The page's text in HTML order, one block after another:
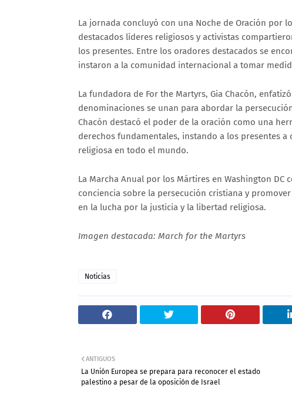
La jornada concluyó con una Noche de Oración por
destacados líderes religiosos y activistas
los presentes. Entre los oradores destacados se
instaron a la comunidad internacional a tomar
La fundadora de For the Martyrs, Gia Chacón,
denominaciones se unan para abordar la
Chacón destacó el poder de la oración como una
derechos fundamentales, instando a los presentes
religiosa en todo el mundo.
La Marcha Anual por los Mártires en Washington
conciencia sobre la persecución cristiana y
en la lucha por la justicia y la libertad religiosa.
Imagen destacada: March for the Martyrs
Noticias
ANTIGUOS
La Unión Europea se prepara para reconocer el estado
palestino a pesar de la oposición de Israel